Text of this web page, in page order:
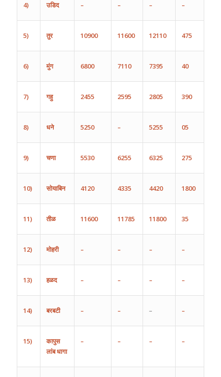
4) उडिद – – – –
5) तुर 10900 11600 12110 475
6) मुंग 6800 7110 7395 40
7) गहु 2455 2595 2805 390
8) धने 5250 – 5255 05
9) चणा 5530 6255 6325 275
10) सोयाबिन 4120 4335 4420 1800
11) तीळ 11600 11785 11800 35
12) मोहरी – – – –
13) हळद – – – –
14) बरबटी – – – –
15)
कापुस
लांबधागा
– – – –